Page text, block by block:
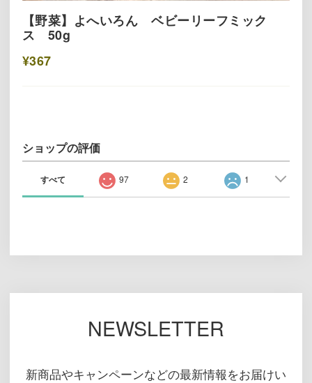
【野菜】よへいろん ベビーリーフミック
ス 50g
¥367
ショップの評価
すべて 97 2 1
NEWSLETTER
新商品やキャンペーンなどの最新情報をお届けい